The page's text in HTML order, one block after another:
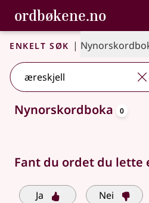
Gå til hovedinnhold
Tilgjengelighet
ordbøkene.no,
Bokmålsordboka og Nynorskordboka
Enkelt søk |
Søkeforslag tilgjengelige
Nynorskordboka 0
Fant du ordet du lette
Ja Nei